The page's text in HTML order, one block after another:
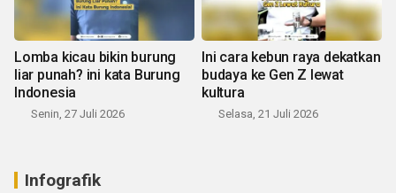
Lomba kicau bikin burung
liar punah? ini kata Burung
Indonesia
Senin, 27 Juli 2026
Ini cara kebun raya dekatkan
budaya ke Gen Z lewat
kultura
Selasa, 21 Juli 2026
Infografik